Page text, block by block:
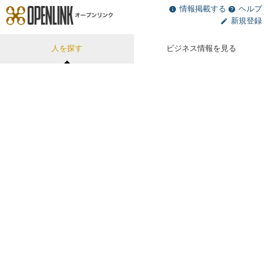
人を探す ビジネス情報を見る
情報掲載する
ヘルプ
新規登録